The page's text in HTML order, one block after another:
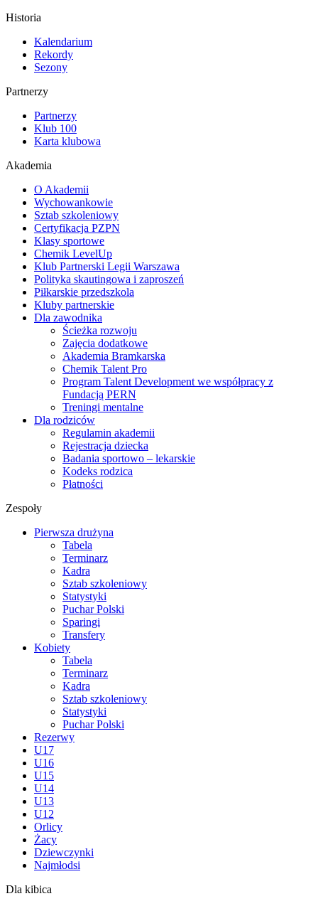
Historia
Kalendarium
Rekordy
Sezony
Partnerzy
Partnerzy
Klub 100
Karta klubowa
Akademia
O Akademii
Wychowankowie
Sztab szkoleniowy
Certyfikacja PZPN
Klasy sportowe
Chemik LevelUp
Klub Partnerski Legii Warszawa
Polityka skautingowa i zaproszeń
Piłkarskie przedszkola
Kluby partnerskie
Dla zawodnika
Ścieżka rozwoju
Zajęcia dodatkowe
Akademia Bramkarska
Chemik Talent Pro
Program Talent Development we współpracy z
Fundacją PERN
Treningi mentalne
Dla rodziców
Regulamin akademii
Rejestracja dziecka
Badania sportowo – lekarskie
Kodeks rodzica
Płatności
Zespoły
Pierwsza drużyna
Tabela
Terminarz
Kadra
Sztab szkoleniowy
Statystyki
Puchar Polski
Sparingi
Transfery
Kobiety
Tabela
Terminarz
Kadra
Sztab szkoleniowy
Statystyki
Puchar Polski
Rezerwy
U17
U16
U15
U14
U13
U12
Orlicy
Żacy
Dziewczynki
Najmłodsi
Dla kibica